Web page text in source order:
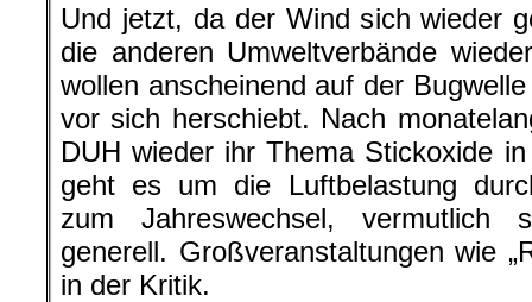
Und jetzt, da der Wind sich wieder
die anderen Umweltverbände
wollen anscheinend auf der
vor sich herschiebt. Nach
DUH wieder ihr Thema Stickoxide
geht es um die Luftbelastung
zum Jahreswechsel, vermutlich
generell. Großveranstaltungen wie
in der Kritik.